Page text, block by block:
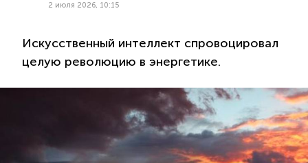
2 июля 2026, 10:15
Искусственный интеллект спровоцировал
целую революцию в энергетике.